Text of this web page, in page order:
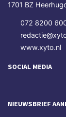
1701 BZ
072 8200
www.xyto.nl
SOCIAL MEDIA
NIEUWSBRIEF